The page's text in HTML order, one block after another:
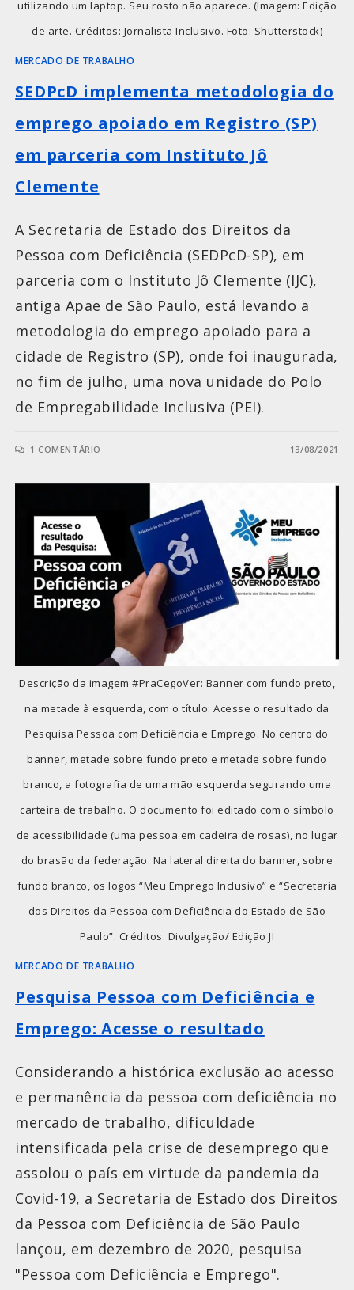
utilizando um laptop. Seu rosto não aparece. (Imagem: Edição
de arte. Créditos: Jornalista Inclusivo. Foto: Shutterstock)
MERCADO DE TRABALHO
SEDPcD implementa metodologia do
emprego apoiado em Registro (SP)
em parceria com Instituto Jô
Clemente
A Secretaria de Estado dos Direitos da
Pessoa com Deficiência (SEDPcD-SP), em
parceria com o Instituto Jô Clemente (IJC),
antiga Apae de São Paulo, está levando a
metodologia do emprego apoiado para a
cidade de Registro (SP), onde foi inaugurada,
no fim de julho, uma nova unidade do Polo
de Empregabilidade Inclusiva (PEI).
1 COMENTÁRIO 13/08/2021
Descrição da imagem #PraCegoVer: Banner com fundo preto,
na metade à esquerda, com o título: Acesse o resultado da
Pesquisa Pessoa com Deficiência e Emprego. No centro do
banner, metade sobre fundo preto e metade sobre fundo
branco, a fotografia de uma mão esquerda segurando uma
carteira de trabalho. O documento foi editado com o símbolo
de acessibilidade (uma pessoa em cadeira de rosas), no lugar
do brasão da federação. Na lateral direita do banner, sobre
fundo branco, os logos “Meu Emprego Inclusivo” e “Secretaria
dos Direitos da Pessoa com Deficiência do Estado de São
Paulo”. Créditos: Divulgação/ Edição JI
MERCADO DE TRABALHO
Pesquisa Pessoa com Deficiência e
Emprego: Acesse o resultado
Considerando a histórica exclusão ao acesso
e permanência da pessoa com deficiência no
mercado de trabalho, dificuldade
intensificada pela crise de desemprego que
assolou o país em virtude da pandemia da
Covid-19, a Secretaria de Estado dos Direitos
da Pessoa com Deficiência de São Paulo
lançou, em dezembro de 2020, pesquisa
"Pessoa com Deficiência e Emprego".